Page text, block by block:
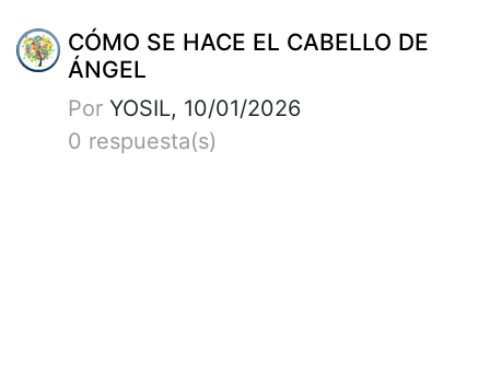
CÓMO SE HACE EL CABELLO DE
ÁNGEL
Por YOSIL, 10/01/2026
0 respuesta(s)